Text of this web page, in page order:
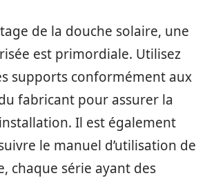
de la douche solaire, une
est primordiale. Utilisez
supports conformément aux
fabricant pour assurer la
Il est également
le manuel d’utilisation de
chaque série ayant des